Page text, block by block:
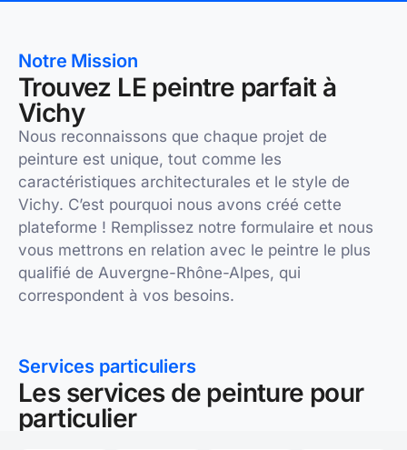
Notre Mission
Trouvez LE peintre parfait à
Vichy
Nous reconnaissons que chaque projet de
peinture est unique, tout comme les
caractéristiques architecturales et le style de
Vichy. C’est pourquoi nous avons créé cette
plateforme ! Remplissez notre formulaire et nous
vous mettrons en relation avec le peintre le plus
qualifié de Auvergne-Rhône-Alpes, qui
correspondent à vos besoins.
Services particuliers
Les services de peinture pour
particulier